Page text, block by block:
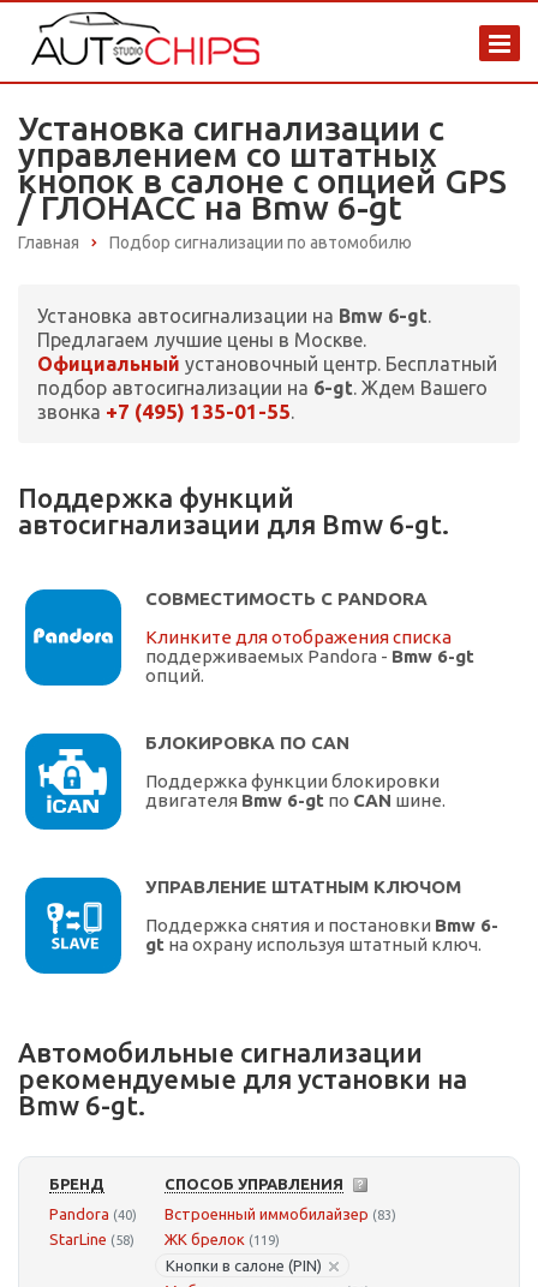
Установка сигнализации с
управлением со штатных
кнопок в салоне с опцией GPS
/ ГЛОНАСС на Bmw 6-gt
Главная Подбор сигнализации по автомобилю
Установка автосигнализации на Bmw 6-gt.
Предлагаем лучшие цены в Москве.
Официальный установочный центр. Бесплатный
подбор автосигнализации на 6-gt. Ждем Вашего
звонка +7 (495) 135-01-55.
Поддержка функций
автосигнализации для Bmw 6-gt.
СОВМЕСТИМОСТЬ С PANDORA
Клинките для отображения списка
поддерживаемых Pandora - Bmw 6-gt
опций.
БЛОКИРОВКА ПО CAN
Поддержка функции блокировки
двигателя Bmw 6-gt по CAN шине.
УПРАВЛЕНИЕ ШТАТНЫМ КЛЮЧОМ
Поддержка снятия и постановки Bmw 6-
gt на охрану используя штатный ключ.
Автомобильные сигнализации
рекомендуемые для установки на
Bmw 6-gt.
БРЕНД
Pandora (40)
StarLine (58)
СПОСОБ УПРАВЛЕНИЯ
Встроенный иммобилайзер (83)
ЖК брелок (119)
Кнопки в салоне (PIN)